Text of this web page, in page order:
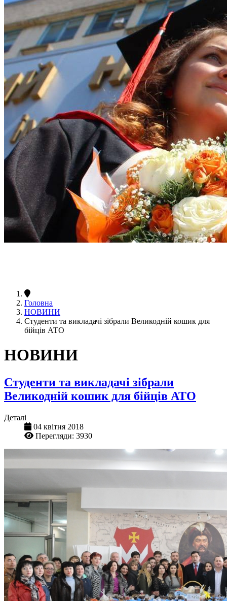
Головна
НОВИНИ
Студенти та викладачі зібрали Великодній кошик для
бійців АТО
НОВИНИ
Студенти та викладачі зібрали
Великодній кошик для бійців АТО
Деталі
04 квітня 2018
Перегляди: 3930